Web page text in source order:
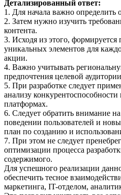
Детализированный ответ:
1. Для начала важно определить
2. Затем нужно изучить
контента.
3. Исходя из этого,
уникальных элементов для
акции.
4. Важно учитывать
предпочтения целевой
5. При разработке следует
анализу
платформах.
6. Следует обратить внимание
поведении пользователей и
план по созданию и
7. При этом не следует
оптимизации процесса
содержимого.
Для успешного реализации
обеспечить тесное
маркетинга, IT-отделом,